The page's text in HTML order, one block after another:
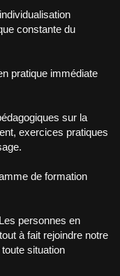
constante du
pratique immédiate
sur la
exercices pratiques
de formation
personnes en
à fait rejoindre notre
situation